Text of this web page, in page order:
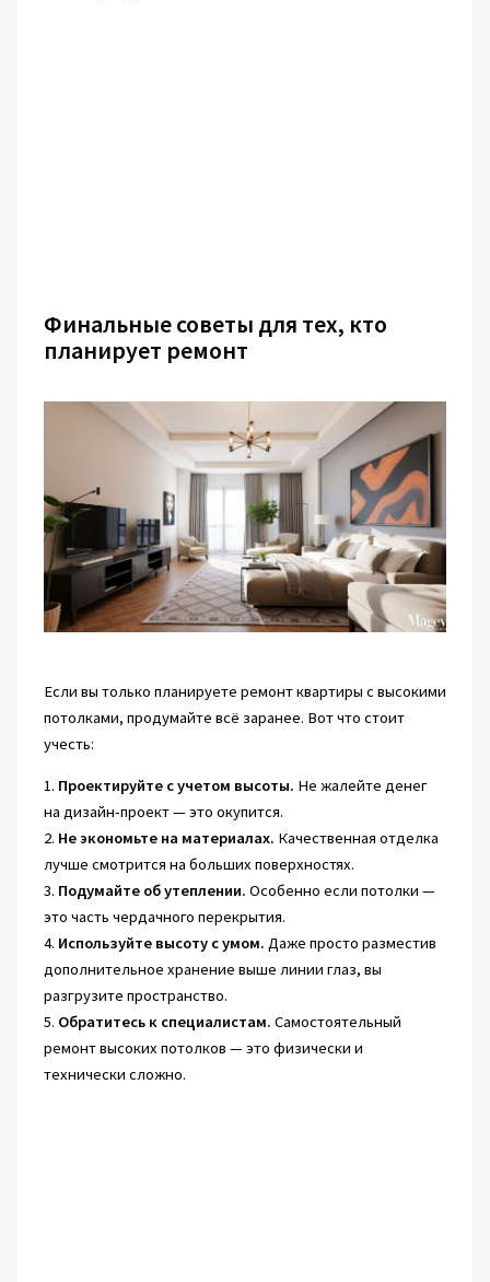
Финальные советы для тех, кто
планирует ремонт
Если вы только планируете ремонт квартиры с высокими
потолками, продумайте всё заранее. Вот что стоит
учесть:
1. Проектируйте с учетом высоты. Не жалейте денег
на дизайн-проект — это окупится.
2. Не экономьте на материалах. Качественная отделка
лучше смотрится на больших поверхностях.
3. Подумайте об утеплении. Особенно если потолки —
это часть чердачного перекрытия.
4. Используйте высоту с умом. Даже просто разместив
дополнительное хранение выше линии глаз, вы
разгрузите пространство.
5. Обратитесь к специалистам. Самостоятельный
ремонт высоких потолков — это физически и
технически сложно.